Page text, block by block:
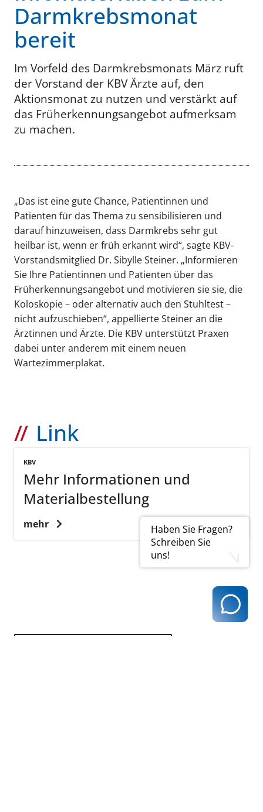
Haben Sie Fragen?
Schreiben Sie
uns!
Darmkrebsmonat
bereit
Im Vorfeld des Darmkrebsmonats März ruft
der Vorstand der KBV Ärzte auf, den
Aktionsmonat zu nutzen und verstärkt auf
das Früherkennungsangebot aufmerksam
zu machen.
„Das ist eine gute Chance, Patientinnen und
Patienten für das Thema zu sensibilisieren und
darauf hinzuweisen, dass Darmkrebs sehr gut
heilbar ist, wenn er früh erkannt wird“, sagte KBV-
Vorstandsmitglied Dr. Sibylle Steiner. „Informieren
Sie Ihre Patientinnen und Patienten über das
Früherkennungsangebot und motivieren sie sie, die
Koloskopie – oder alternativ auch den Stuhltest –
nicht aufzuschieben“, appellierte Steiner an die
Ärztinnen und Ärzte. Die KBV unterstützt Praxen
dabei unter anderem mit einem neuen
Wartezimmerplakat.
Link
KBV
Mehr Informationen und
Materialbestellung
mehr